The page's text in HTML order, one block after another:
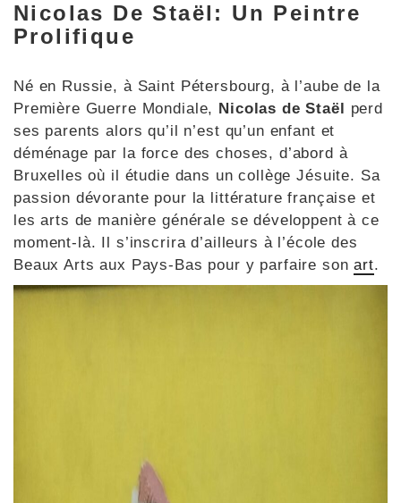
Nicolas De Staël: Un Peintre
Prolifique
Né en Russie, à Saint Pétersbourg, à l’aube de la
Première Guerre Mondiale, Nicolas de Staël
perd
ses parents alors qu’il n’est qu’un enfant et
déménage par la force des choses, d’abord à
Bruxelles où il étudie dans un collège Jésuite. Sa
passion dévorante pour la littérature française et
les arts de manière générale se développent à ce
moment-là. Il s’inscrira d’ailleurs à l’école des
Beaux Arts aux Pays-Bas pour y parfaire sonart.